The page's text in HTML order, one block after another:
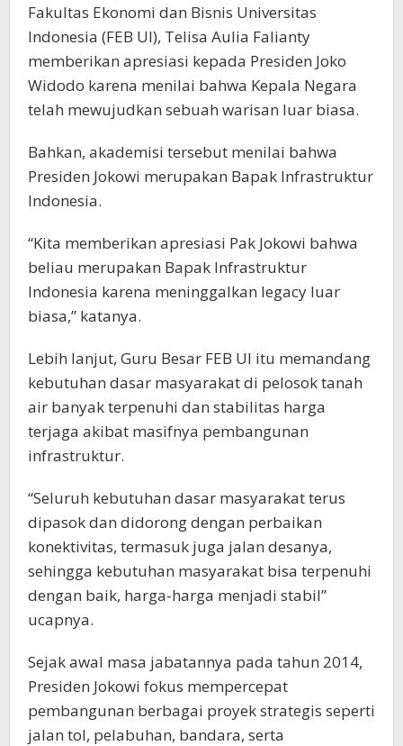
Fakultas Ekonomi dan Bisnis Universitas
Indonesia (FEB UI), Telisa Aulia Falianty
memberikan apresiasi kepada Presiden Joko
Widodo karena menilai bahwa Kepala Negara
telah mewujudkan sebuah warisan luar biasa.
Bahkan, akademisi tersebut menilai bahwa
Presiden Jokowi merupakan Bapak Infrastruktur
Indonesia.
“Kita memberikan apresiasi Pak Jokowi bahwa
beliau merupakan Bapak Infrastruktur
Indonesia karena meninggalkan legacy luar
biasa,” katanya.
Lebih lanjut, Guru Besar FEB UI itu memandang
kebutuhan dasar masyarakat di pelosok tanah
air banyak terpenuhi dan stabilitas harga
terjaga akibat masifnya pembangunan
infrastruktur.
“Seluruh kebutuhan dasar masyarakat terus
dipasok dan didorong dengan perbaikan
konektivitas, termasuk juga jalan desanya,
sehingga kebutuhan masyarakat bisa terpenuhi
dengan baik, harga-harga menjadi stabil”
ucapnya.
Sejak awal masa jabatannya pada tahun 2014,
Presiden Jokowi fokus mempercepat
pembangunan berbagai proyek strategis seperti
jalan tol, pelabuhan, bandara, serta